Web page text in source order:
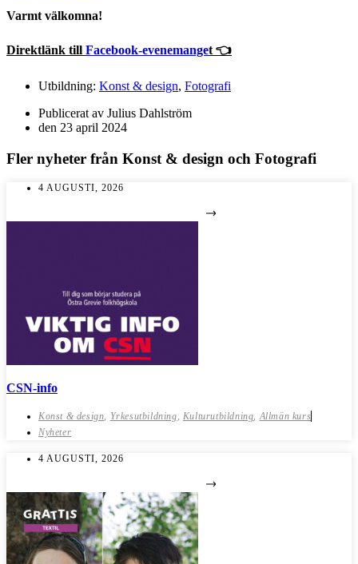
Varmt välkomna!
Direktlänk till Facebook-evenemanget 👈
Utbildning: Konst & design, Fotografi
Publicerat av Julius Dahlström
den 23 april 2024
Fler nyheter från Konst & design och Fotografi
4 AUGUSTI, 2026
CSN-info
Konst & design, Yrkesutbildning, Kulturutbildning,Allmän kurs
Nyheter
4 AUGUSTI, 2026